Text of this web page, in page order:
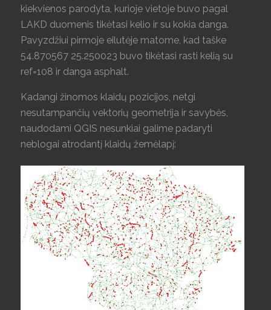
kiekvienos parodyta, kurioje vietoje buvo pagal
LAKD duomenis tikėtasi kelio ir su kokia danga.
Pavyzdžiui pirmoje eilutėje matome, kad taške
54.870567 25.250023 buvo tikėtasi rasti kelią su
ref=108 ir danga asphalt.
Kadangi žinomos klaidų pozicijos, netgi
nesutampančių vektorių geometrija ir savybės,
naudodami QGIS nesunkiai galime padaryti
neblogai atrodantį klaidų žemėlapį: